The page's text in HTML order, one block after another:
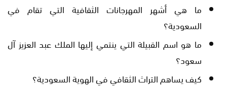
ما هي أشهر المهرجانات الثقافية التي تقام في
السعودية؟
ما هو اسم القبيلة التي ينتمي إليها الملك عبد العزيز آل
سعود؟
كيف يساهم التراث الثقافي في الهوية السعودية؟